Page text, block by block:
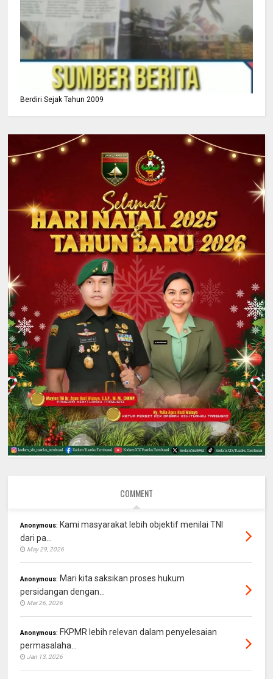
Berdiri Sejak Tahun 2009
COMMENT
Anonymous: Kami masyarakat lebih objektif menilai TNI
dari pa...
May 29, 2026
Anonymous: Mari kita saksikan proses hukum
persidangan dengan...
Mar 26, 2026
Anonymous: FKPMR lebih relevan dalam penyelesaian
permasalaha...
Jan 13, 2026